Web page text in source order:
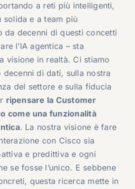
a reti più intelligenti,
solida e a team più
da decenni di questi concetti
l’IA agentica – sta
visione in realtà. Ci stiamo
decenni di dati, sulla nostra
del settore e sulla fiducia
ripensare la Customer
come una funzionalità
. La nostra visione è fare
con Cisco sia
e predittiva e ogni
se fosse l’unico. E sebbene
questa ricerca mette in